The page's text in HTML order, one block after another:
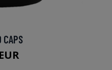
CAPS